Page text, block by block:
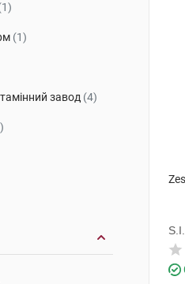
(1)
завод (4)